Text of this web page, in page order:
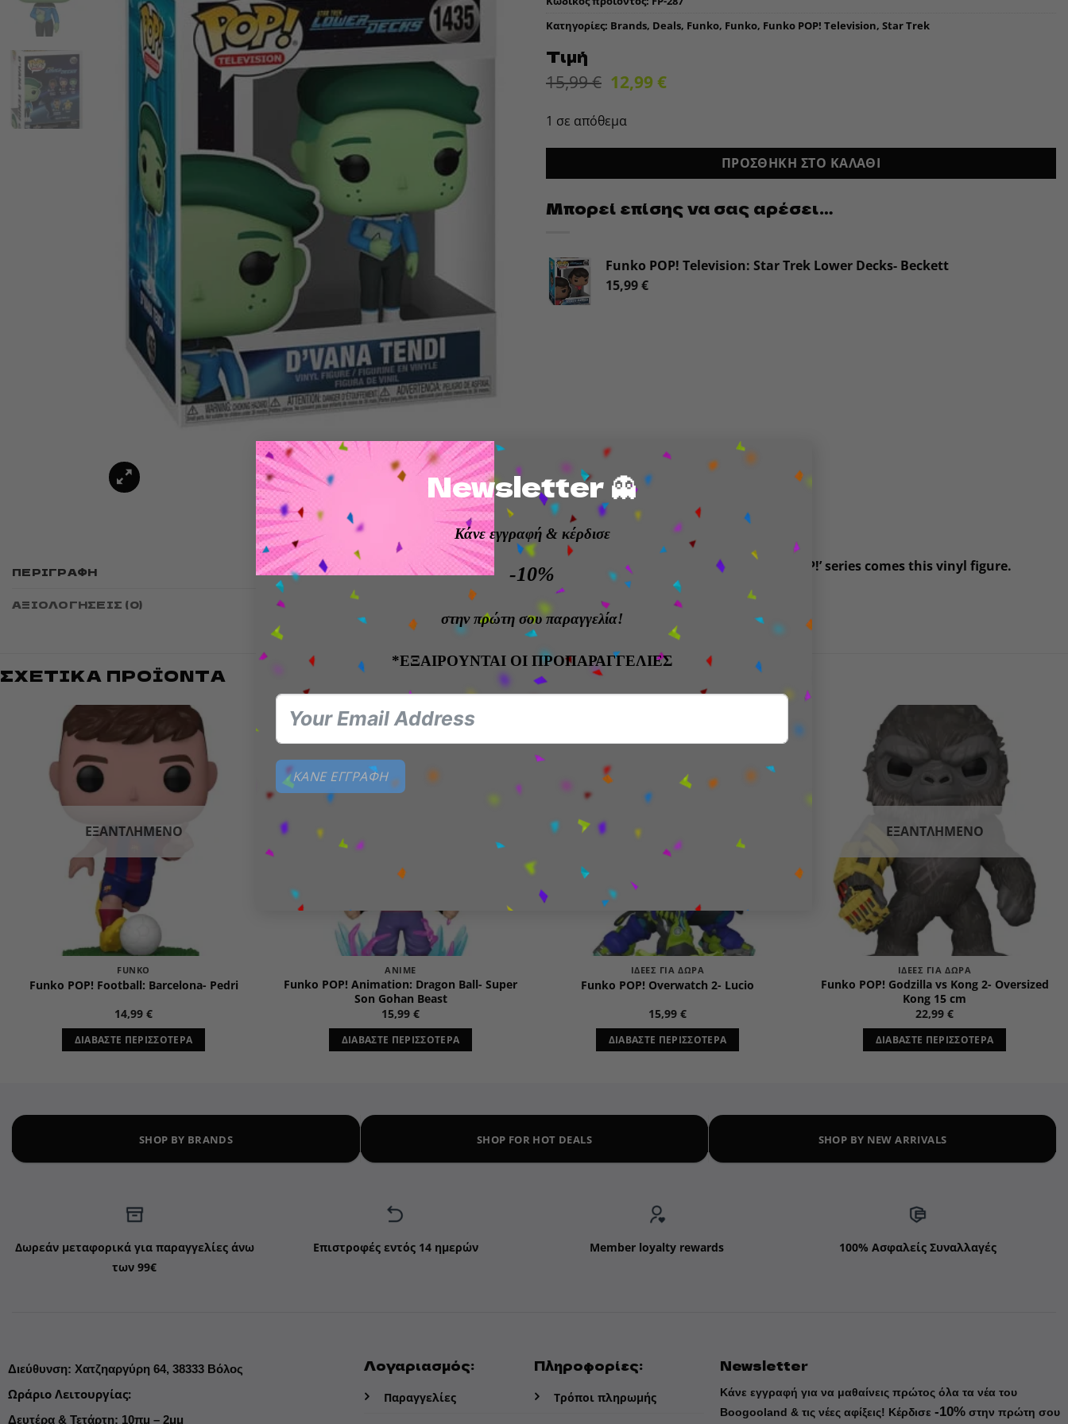
Newsletter 👻
Κάνε εγγραφή & κέρδισε
-10%
στην πρώτη σου παραγγελία!
*ΕΞΑΙΡΟΥΝΤΑΙ ΟΙ ΠΡΟΠΑΡΑΓΓΕΛΙΕΣ
ΚΑΝΕ ΕΓΓΡΑΦΗ
Κατηγορίες: Brands, Deals, Funko, Funko, Funko POP! Television, Star Trek
Τιμή
15,99€ Original
price
was:
15,99 €.
12,99€Η
12,99 €.
1 σε απόθεμα
ΠΡΟΣΘΉΚΗ ΣΤΟ ΚΑΛΆΘΙ
Μπορεί επίσης να σας αρέσει…
Funko POP! Television: Star Trek Lower Decks- Beckett
15,99€
ΠΕΡΙΓΡΑΦΉ
ΑΞΙΟΛΟΓΉΣΕΙΣ (0)
Funko POP! Television: Star Trek Lower Decks- D’Vana- From Funko’s popular ‘POP!’ series comes this vinyl figure.
Each figure stands approx. 9 cm tall and comes in a window box packaging.
ΣΧΕΤΙΚΆ ΠΡΟΪΌΝΤΑ
wishlist
ΕΞΑΝΤΛΗΜΈΝΟ
FUNKO
Funko POP! Football: Barcelona- Pedri
14,99 €
ΔΙΑΒΆΣΤΕ ΠΕΡΙΣΣΌΤΕΡΑ
ANIME
Funko POP! Animation: Dragon Ball- Super
Son Gohan Beast
15,99 €
ΔΙΑΒΆΣΤΕ ΠΕΡΙΣΣΌΤΕΡΑ
ΕΞΑΝΤΛΗΜΈΝΟ
ΙΔΈΕΣ ΓΙΑ ΔΏΡΑ
Funko POP! Overwatch 2- Lucio
15,99 €
ΔΙΑΒΆΣΤΕ ΠΕΡΙΣΣΌΤΕΡΑ
ΕΞΑΝΤΛΗΜΈΝΟ
ΙΔΈΕΣ ΓΙΑ ΔΏΡΑ
Funko POP! Godzilla vs Kong 2- Oversized
Kong 15 cm
22,99 €
ΔΙΑΒΆΣΤΕ ΠΕΡΙΣΣΌΤΕΡΑ
SHOP BY BRANDS SHOP FOR HOT DEALS SHOP BY NEW ARRIVALS
Δωρεάν μεταφορικά για παραγγελίες άνω
των 99€
Επιστροφές εντός 14 ημερών Member loyalty rewards 100% Ασφαλείς Συναλλαγές
Διεύθυνση: Χατζηαργύρη 64, 38333 Βόλος
Ωράριο Λειτουργίας:
Δευτέρα & Τετάρτη: 10πμ – 2μμ
Λογαριασμός:
Παραγγελίες
Πληροφορίες:
Τρόποι πληρωμής
Newsletter
Κάνε εγγραφή για να μαθαίνεις πρώτος όλα τα νέα του
Boogooland & τις νέες αφίξεις! Κέρδισε -10%στην πρώτη σου